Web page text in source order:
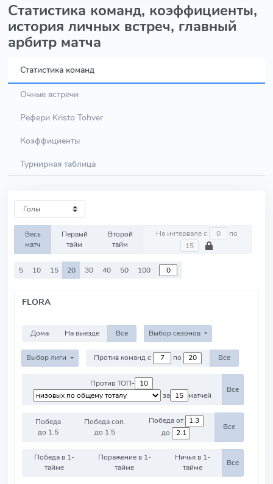
Статистика команд, коэффициенты,
история личных встреч, главный
арбитр матча
Статистика команд
Очные встречи
Рефери Kristo Tohver
Коэффициенты
Турнирная таблица
Весь
матч
Первый
тайм
Второй
тайм
На интервале с по
5 10 15 20 30 40 50 100
FLORA
Дома На выезде Все Выбор сезонов
Выбор лиги Против команд с по Все
Против ТОП-
за
матчей
Все
Победа
до 1.5
Победа соп.
до 1.5
Победа от
до
Все
Победа в 1-
тайме
Поражение в 1-
тайме
Ничья в 1-
тайме
Все